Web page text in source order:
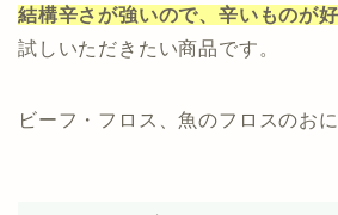
結構辛さが強いので、辛いものが
試しいただきたい商品です。
ビーフ・フロス、魚のフロスのお